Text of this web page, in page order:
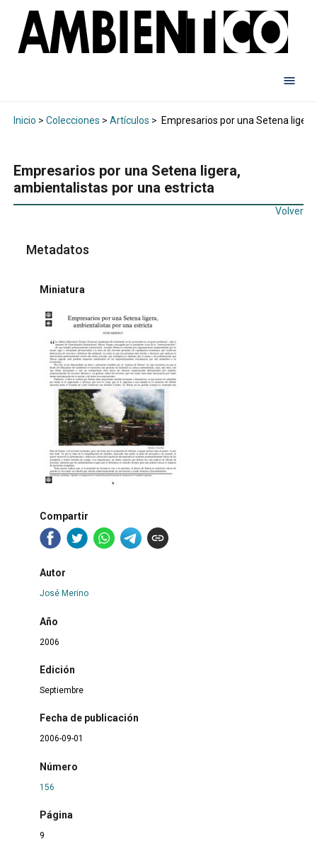
Inicio > Colecciones > Artículos > Empresarios por una Setena
Empresarios por una Setena ligera,
ambientalistas por una estricta
Volver
Metadatos
Miniatura
Compartir
Autor
José Merino
Año
2006
Edición
Septiembre
Fecha de publicación
2006-09-01
Número
156
Página
9